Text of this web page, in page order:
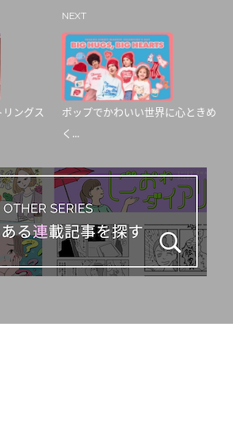
ングス
NEXT
ポップでかわいい世界に心ときめ
く...